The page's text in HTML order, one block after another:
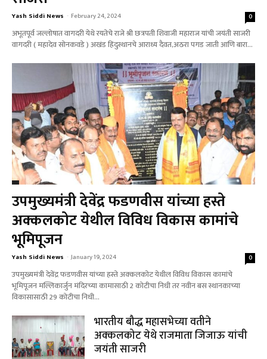
Yash Siddi News - February 24, 2024 0
अभूतपूर्व जल्लोषात वागदरी येथे रयतेचे राजे श्री छत्रपती शिवाजी महाराज यांची जयंती साजरी
वागदरी ( महादेव सोनकवडे ) अखंड हिंदुस्थानचे आराध्य दैवत,अठरा पगड जाती आणि बारा...
उपमुख्यमंत्री देवेंद्र फडणवीस यांच्या हस्ते
अक्कलकोट येथील विविध विकास कामांचे
भूमिपूजन
Yash Siddi News - January 19, 2024 0
उपमुख्यमंत्री देवेंद्र फडणवीस यांच्या हस्ते अक्कलकोट येथील विविध विकास कामांचे
भूमिपूजन मल्लिकार्जुन मंदिरच्या कामासाठी 2 कोटीचा निधी तर नवीन बस स्थानकाच्या
विकासासाठी 29 कोटीचा निधी...
भारतीय बौद्ध महासभेच्या वतीने
अक्कलकोट येथे राजमाता जिजाऊ यांची
जयंती साजरी